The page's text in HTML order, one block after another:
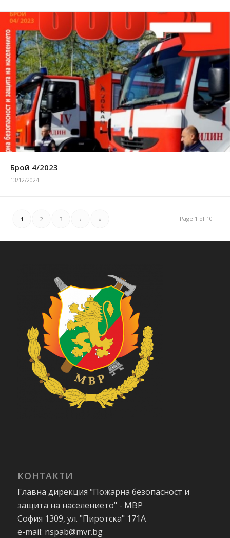
Брой 4/2023
13/12/2024
Page 1 of 10
1 2 3 › »
КОНТАКТИ
Главна дирекция "Пожарна безопасност и
защита на населението" - МВР
София 1309, ул. "Пиротска" 171А
e-mail: nspab@mvr.bg